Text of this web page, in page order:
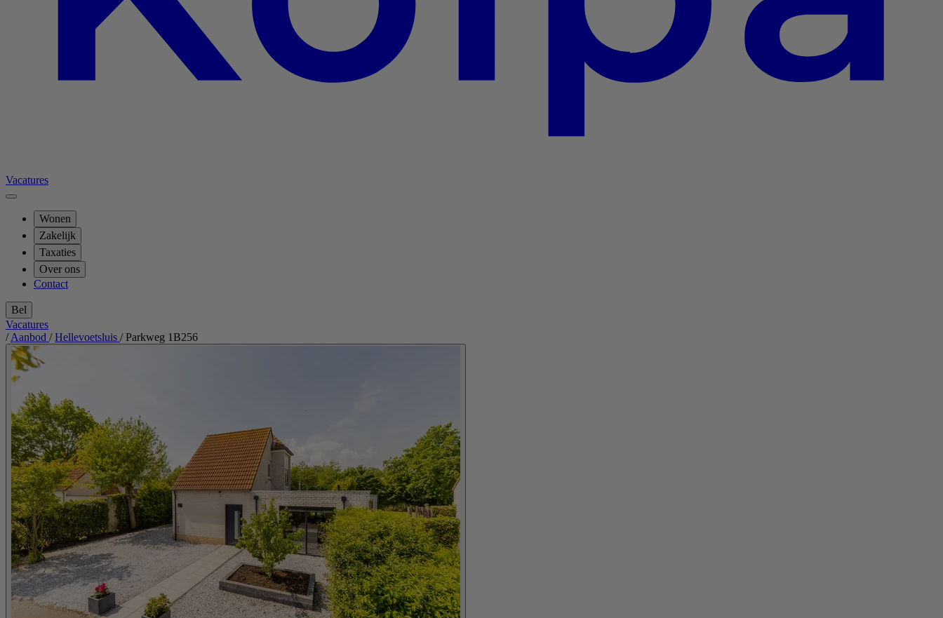
Vacatures
Wonen
Zakelijk
Taxaties
Over ons
Contact
Bel
Vacatures
/ Aanbod / Hellevoetsluis / Parkweg 1B256